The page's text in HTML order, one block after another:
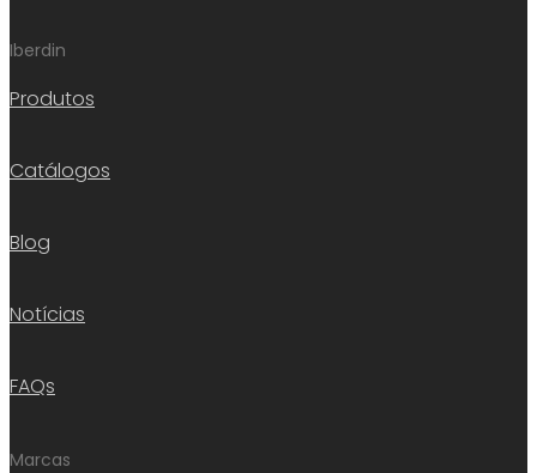
Iberdin
Produtos
Catálogos
Blog
Notícias
FAQs
Marcas